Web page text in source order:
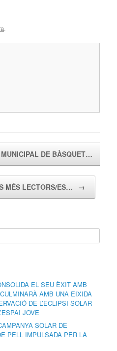
.
DE BÀSQUET…
MÉS LECTORS/ES… →
EL SEU ÈXIT AMB
AMB UNA EIXIDA
DE L’ECLIPSI SOLAR
JOVE
SOLAR DE
PELL IMPULSADA PER LA